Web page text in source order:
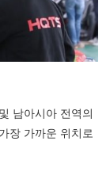
남아시아 전역의
장 가까운 위치로